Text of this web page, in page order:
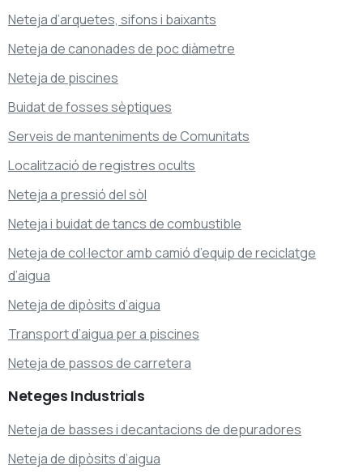
Neteja d’arquetes, sifons i baixants
Neteja de canonades de poc diàmetre
Neteja de piscines
Buidat de fosses sèptiques
Serveis de manteniments de Comunitats
Localització de registres ocults
Neteja a pressió del sòl
Neteja i buidat de tancs de combustible
Neteja de col·lector amb camió d’equip de reciclatge
d’aigua
Neteja de dipòsits d’aigua
Transport d’aigua per a piscines
Neteja de passos de carretera
Neteges Industrials
Neteja de basses i decantacions de depuradores
Neteja de dipòsits d’aigua